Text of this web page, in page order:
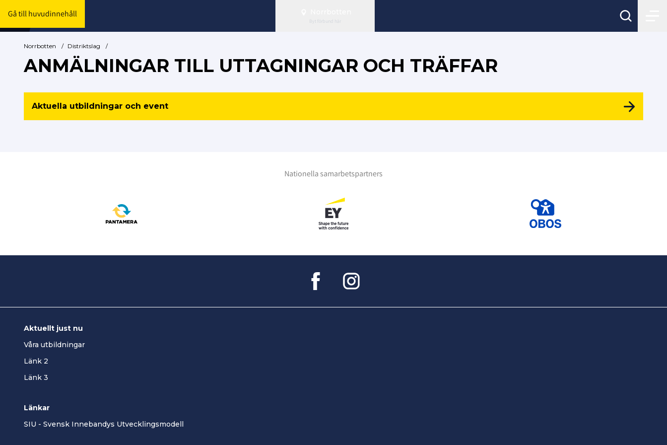
Gå till huvudinnehåll
Byt förbund här
Norrbotten / Distriktslag /
ANMÄLNINGAR TILL UTTAGNINGAR OCH TRÄFFAR
Aktuella utbildningar och event
Nationella samarbetspartners
Aktuellt just nu
Våra utbildningar
Länk 2
Länk 3
Länkar
SIU - Svensk Innebandys Utvecklingsmodell